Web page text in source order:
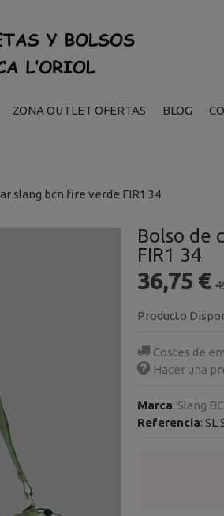
ZONA OUTLET OFERTAS BLOG
slang bcn fire verde FIR1 34
Bolso de
FIR1 34
36,75 €
Producto
Costes de
Hacer una
Marca: Slang
Referencia: SL